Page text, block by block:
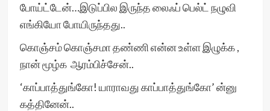
போய்ட்டேன்…இடுப்பில இருந்த லைஃப் பெல்ட் நழுவி
எங்கியோ போயிருந்தது..
கொஞ்சம் கொஞ்சமா தண்ணி என்ன உள்ள இழுக்க ,
நான் மூழ்க ஆரம்பிச்சேன்..
‘காப்பாத்துங்கோ! யாராவது காப்பாத்துங்கோ’ ன்னு
கத்தினேன்..